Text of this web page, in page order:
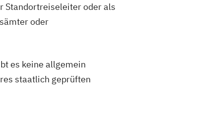
Standortreiseleiter oder als
oder
es keine allgemein
staatlich geprüften